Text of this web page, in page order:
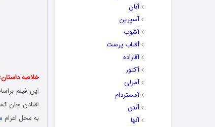
آبان
آسپرین
آشوب
آفتاب پرست
آقازاده
آکتور
آمرلی
آمستردام
آنتن
آنها
خلاصه داستان:
به محل اعزام